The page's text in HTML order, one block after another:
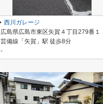
西川ガレージ
広島県広島市東区矢賀４丁目279番１
芸備線「矢賀」駅 徒歩8分
-